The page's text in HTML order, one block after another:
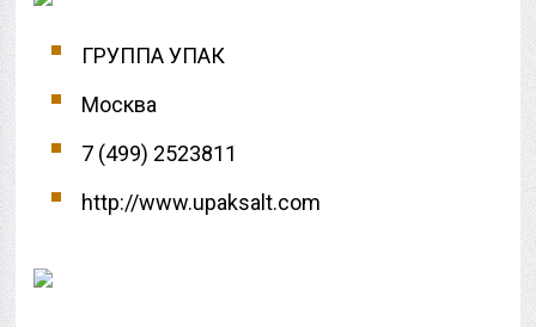
ГРУППА УПАК
Москва
7 (499) 2523811
http://www.upaksalt.com